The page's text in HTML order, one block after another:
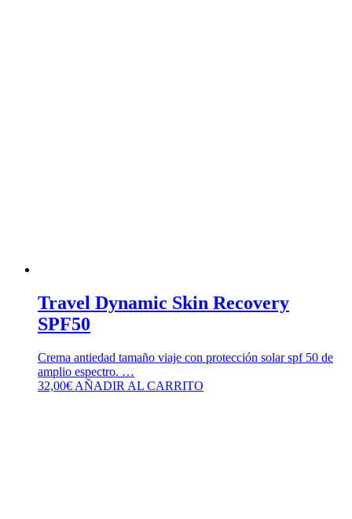
Travel Dynamic Skin Recovery
SPF50
Crema antiedad tamaño viaje con protección solar spf 50 de
amplio espectro. …
32,00€ AÑADIR AL CARRITO